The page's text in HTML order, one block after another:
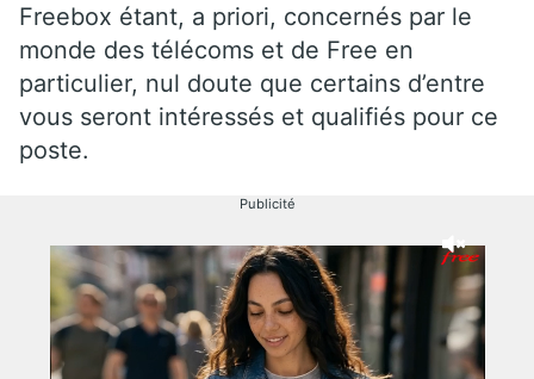
Freebox étant, a priori, concernés par le
monde des télécoms et de Free en
particulier, nul doute que certains d’entre
vous seront intéressés et qualifiés pour ce
poste.
Publicité